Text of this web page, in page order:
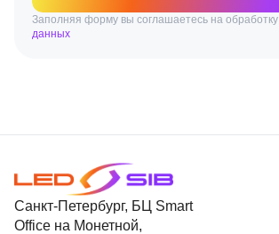
Заполняя форму вы соглашаетесь на обработку
данных
Санкт-Петербург, БЦ Smart
Office на Монетной,